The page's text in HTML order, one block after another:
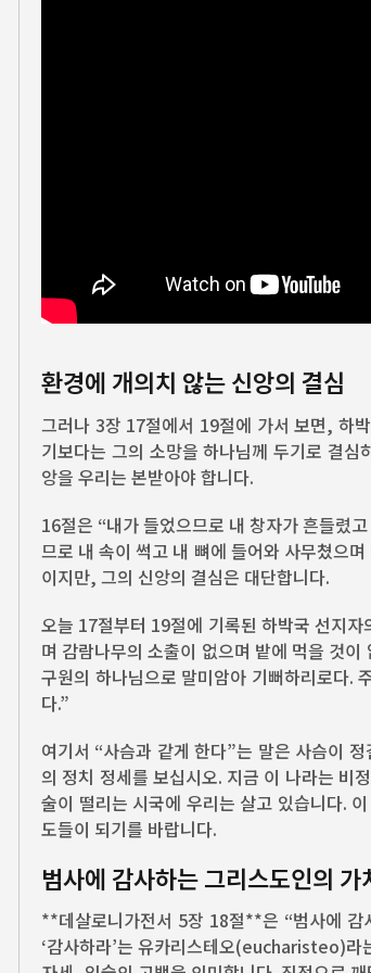
환경에 개의치 않는 신앙의 결심
그러나 3장 17절에서 19절에 가서 보면, 하
기보다는 그의 소망을 하나님께 두기로 결
앙을 우리는 본받아야 합니다.
16절은 “내가 들었으므로 내 창자가 흔들렸
므로 내 속이 썩고 내 뼈에 들어와 사무쳤으
이지만, 그의 신앙의 결심은 대단합니다.
오늘 17절부터 19절에 기록된 하박국 선지
며 감람나무의 소출이 없으며 밭에 먹을 것
구원의 하나님으로 말미암아 기뻐하리로다.
다.”
여기서 “사슴과 같게 한다”는 말은 사슴이
의 정치 정세를 보십시오. 지금 이 나라는 비
술이 떨리는 시국에 우리는 살고 있습니다.
도들이 되기를 바랍니다.
범사에 감사하는 그리스도인의 가
**데살로니가전서 5장 18절**은 “범사에 감
‘감사하라’는 유카리스테오(eucharisteo)라